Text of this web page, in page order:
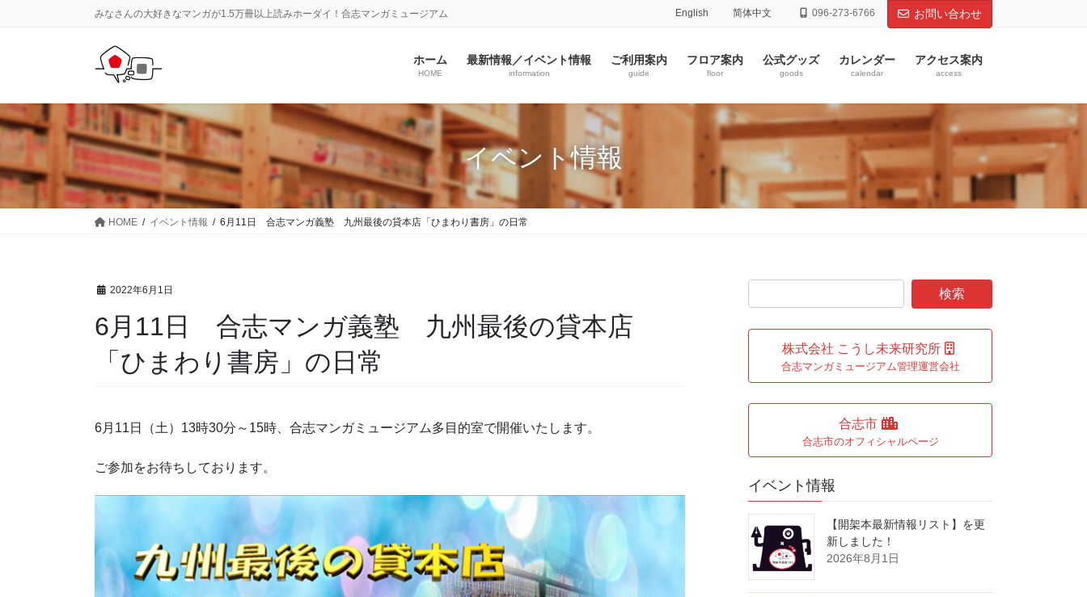
に
移
ョ
ン
移
動
みなさんの大好きなマンガが1.5万冊以上読みホーダイ！合志マンガミュージアム English 简体中文 096-273-6766 お問い合わせ
ホーム
HOME
最新情報／イベント情報
information
ご利用案内
guide
フロア案内
floor
公式グッズ
goods
カレンダー
calendar
アクセス案内
access
イベント情報
HOME イベント情報 6月11日 合志マンガ義塾 九州最後の貸本店「ひまわり書房」の日常
2022年6月1日
6月11日 合志マンガ義塾 九州最後の貸本店
「ひまわり書房」の日常
6月11日（土）13時30分～15時、合志マンガミュージアム多目的室で開催いたします。
ご参加をお待ちしております。
株式会社 こうし未来研究所
合志マンガミュージアム管理運営会社
合志市
合志市のオフィシャルページ
イベント情報
【開架本最新情報リスト】を更
新しました！
2026年8月1日